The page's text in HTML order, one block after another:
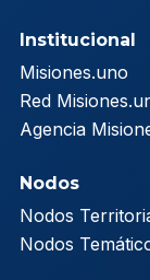
Institucional
Misiones.uno
Red
Agencia
Nodos
Nodos
Nodos